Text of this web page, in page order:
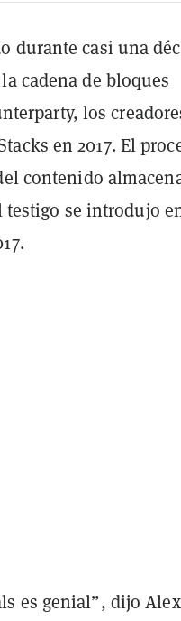
durante casi una
cadena de bloques
los
en 2017. El
contenido
testigo se introdujo
es genial”, dijo Alex